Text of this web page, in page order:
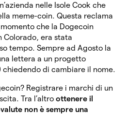
nelle Isole Cook che
meme-coin. Questa reclama
che la Dogecoin
Colorado, era stata
tempo. Sempre ad Agosto la
lettera a un progetto
di cambiare il nome.
Registrare i marchi di un
Tra l’altro ottenere il
non è sempre una